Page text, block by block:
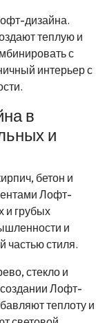
дизайна.
теплую и
с
интерьер с
в
и
бетон и
Лофт-
и грубых
и
частью стиля.
стекло и
Лофт-
теплоту и